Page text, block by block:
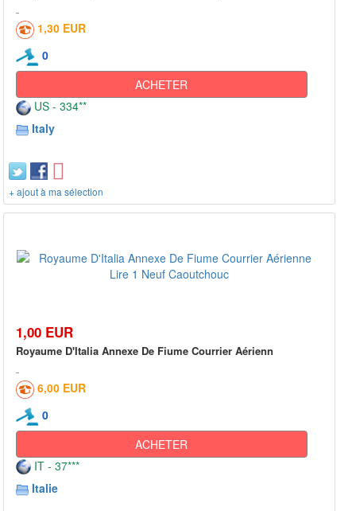
1,30 EUR
0
ACHETER
US - 334**
Italy
+ ajout à ma sélection
1,00 EUR
Royaume D'Italia Annexe De Fiume Courrier Aérienn
6,00 EUR
0
ACHETER
IT - 37***
Italie